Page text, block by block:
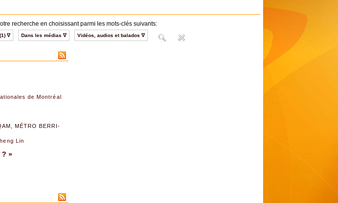
recherche en choisissant parmi les mots-clés suivants:
∇ Dans les médias ∇ Vidéos, audios et balados ∇
de Montréal
MÉTRO BERRI-
Lin
? »